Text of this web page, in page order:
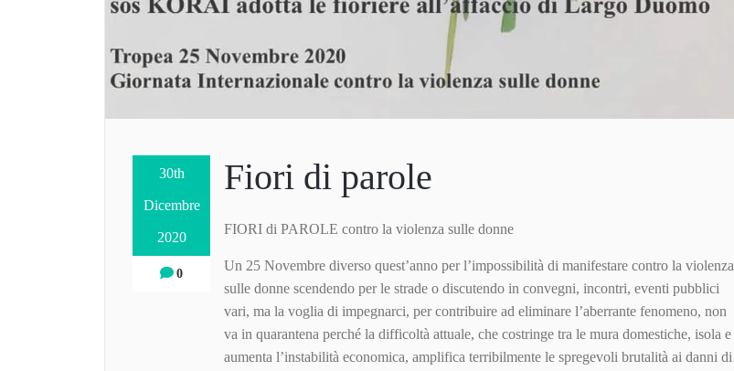
30th
Dicembre
2020
0
Fiori di parole
FIORI di PAROLE contro la violenza sulle donne
Un 25 Novembre diverso quest’anno per l’impossibilità di manifestare contro la violenza
sulle donne scendendo per le strade o discutendo in convegni, incontri, eventi pubblici
vari, ma la voglia di impegnarci, per contribuire ad eliminare l’aberrante fenomeno, non
va in quarantena perché la difficoltà attuale, che costringe tra le mura domestiche, isola e
aumenta l’instabilità economica, amplifica terribilmente le spregevoli brutalità ai danni di